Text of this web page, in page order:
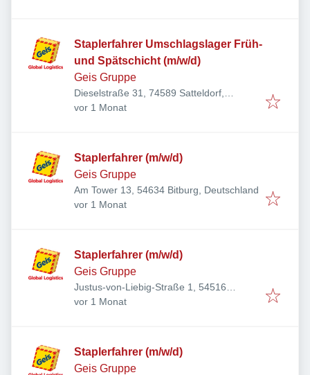
Staplerfahrer Umschlagslager Früh-
und Spätschicht (m/w/d)
Geis Gruppe
Dieselstraße 31, 74589 Satteldorf,
Deutschland
Veröffentlicht
vor 1 Monat
Staplerfahrer (m/w/d)
Geis Gruppe
Am Tower 13, 54634 Bitburg, Deutschland
Veröffentlicht
vor 1 Monat
Staplerfahrer (m/w/d)
Geis Gruppe
Justus-von-Liebig-Straße 1, 54516
Wittlich, Deutschland
Veröffentlicht
vor 1 Monat
Staplerfahrer (m/w/d)
Geis Gruppe